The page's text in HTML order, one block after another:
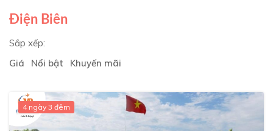
Điện Biên
Sắp xếp:
Giá
Nổi bật Khuyến mãi
4 ngày 3 đêm